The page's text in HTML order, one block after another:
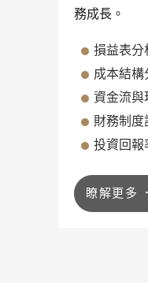
務成長。
損益表分
成本結
資金流與
財務制度
投資回報
瞭解更多